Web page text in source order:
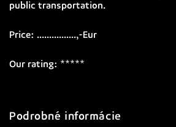
public transportation.
Price: ................,-Eur
Our rating: *****
Podrobné informácie